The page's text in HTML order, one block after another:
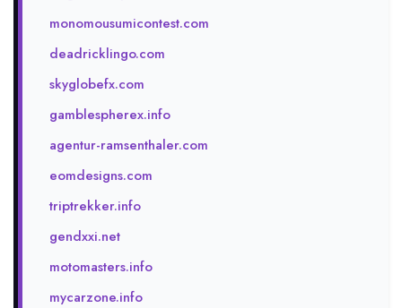
monomousumicontest.com
deadricklingo.com
skyglobefx.com
gamblespherex.info
agentur-ramsenthaler.com
eomdesigns.com
triptrekker.info
gendxxi.net
motomasters.info
mycarzone.info